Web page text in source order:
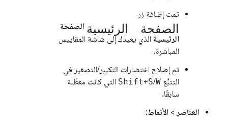
تمت إضافة زر
الصفحة الرئيسية الصفحة
الرئيسية الذي يعيدك إلى شاشة المقاييس
المباشرة.
تم إصلاح اختصارات التكبير/التصغير في
التتبُّع
Shift+S/W
التي كانت معطّلة
سابقًا.
العناصر > الأنماط: